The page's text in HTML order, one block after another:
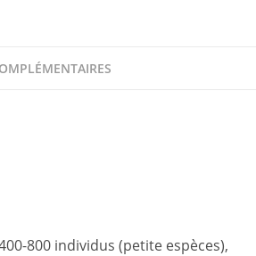
800 individus (petite espèces),